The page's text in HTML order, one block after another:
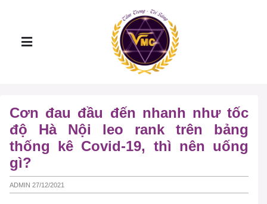
Cơn đau đầu đến nhanh như tốc
độ Hà Nội leo rank trên bảng
thống kê Covid-19, thì nên uống
gì?
ADMIN 27/12/2021